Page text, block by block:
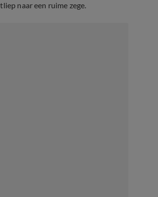
naar een ruime zege.